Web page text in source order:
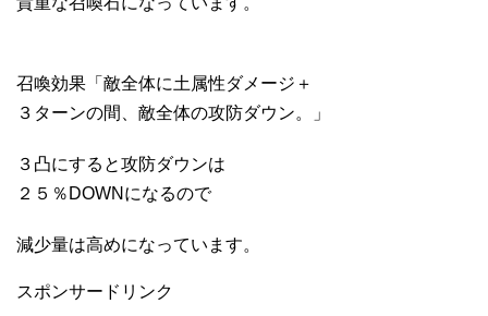
召喚効果「敵全体に土属性ダメージ＋
３ターンの間、敵全体の攻防ダウン。」
３凸にすると攻防ダウンは
２５％DOWNになるので
減少量は高めになっています。
スポンサードリンク